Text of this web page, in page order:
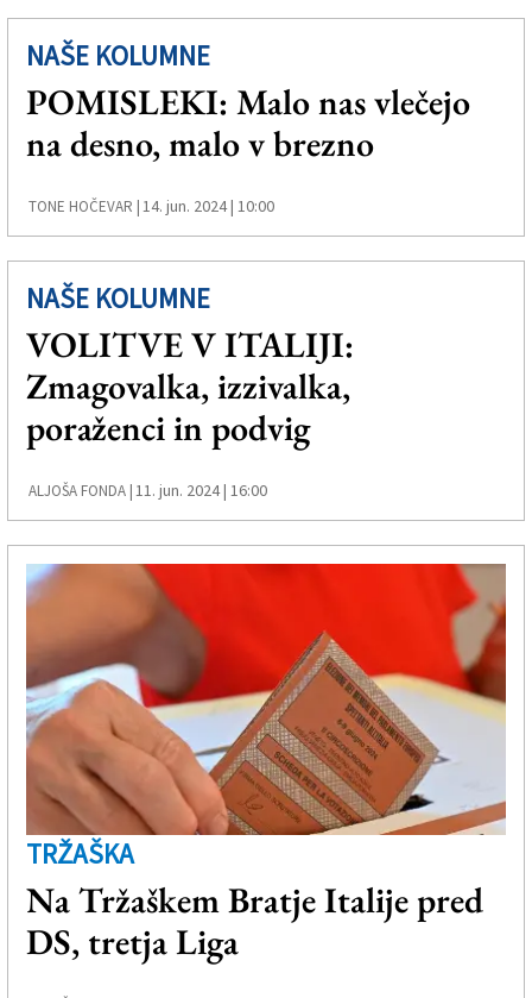
NAŠE KOLUMNE
POMISLEKI: Malo nas vlečejo
na desno, malo v brezno
TONE HOČEVAR |14. jun. 2024 | 10:00
NAŠE KOLUMNE
VOLITVE V ITALIJI:
Zmagovalka, izzivalka,
poraženci in podvig
ALJOŠA FONDA |11. jun. 2024 | 16:00
TRŽAŠKA
Na Tržaškem Bratje Italije pred
DS, tretja Liga